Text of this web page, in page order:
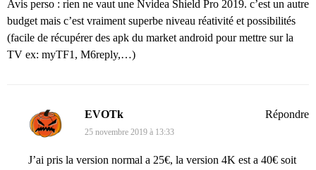
Avis perso : rien ne vaut une Nvidea Shield Pro 2019. c’est un autre
budget mais c’est vraiment superbe niveau réativité et possibilités
(facile de récupérer des apk du market android pour mettre sur la
TV ex: myTF1, M6reply,…)
EVOTk
25 novembre 2019 à 13:33
J’ai pris la version normal a 25€, la version 4K est a 40€ soit
Répondre